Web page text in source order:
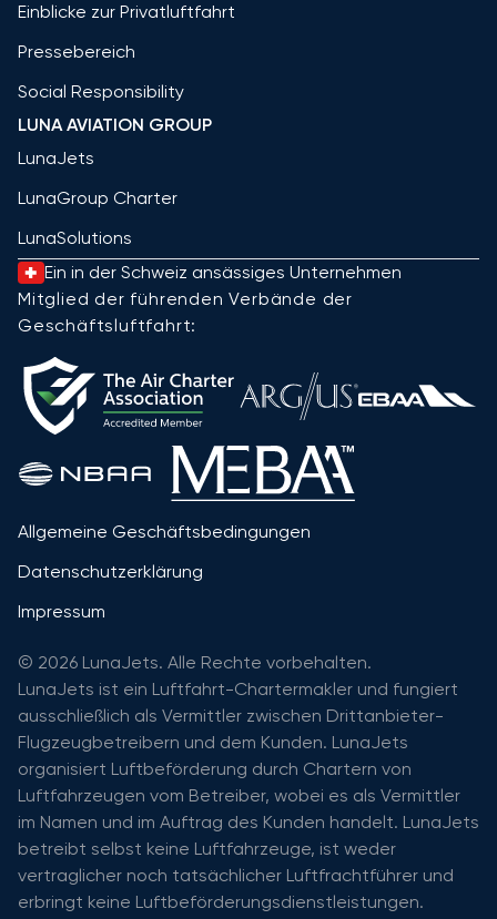
Einblicke zur Privatluftfahrt
Pressebereich
Social Responsibility
LUNA AVIATION GROUP
LunaJets
LunaGroup Charter
LunaSolutions
Ein in der Schweiz ansässiges Unternehmen
Mitglied der führenden Verbände der
Geschäftsluftfahrt:
Allgemeine Geschäftsbedingungen
Datenschutzerklärung
Impressum
© 2026 LunaJets. Alle Rechte vorbehalten.
LunaJets ist ein Luftfahrt-Chartermakler und fungiert
ausschließlich als Vermittler zwischen Drittanbieter-
Flugzeugbetreibern und dem Kunden. LunaJets
organisiert Luftbeförderung durch Chartern von
Luftfahrzeugen vom Betreiber, wobei es als Vermittler
im Namen und im Auftrag des Kunden handelt. LunaJets
betreibt selbst keine Luftfahrzeuge, ist weder
vertraglicher noch tatsächlicher Luftfrachtführer und
erbringt keine Luftbeförderungsdienstleistungen.